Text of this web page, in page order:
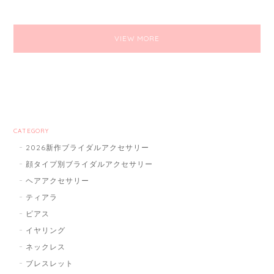
VIEW MORE
CATEGORY
2026新作ブライダルアクセサリー
顔タイプ別ブライダルアクセサリー
ヘアアクセサリー
ティアラ
ピアス
イヤリング
ネックレス
ブレスレット